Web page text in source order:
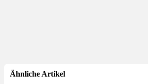
Ähnliche Artikel